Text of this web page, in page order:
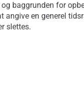
baggrunden for
angive en generel
slettes.